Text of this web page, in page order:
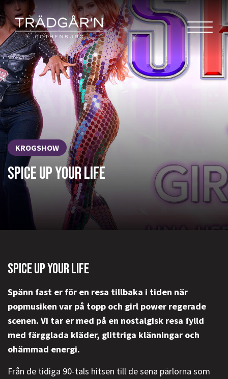
KROGSHOW
SPICE UP YOUR LIFE
SPICE UP YOUR LIFE
Spänn fast er för en resa tillbaka i tiden när
popmusiken var på topp och girl power regerade
scenen. Vi tar er med på en nostalgisk resa fylld
med färgglada kläder, glittriga klänningar och
ohämmad energi.
Från de tidiga 90-tals hitsen till de sena pärlorna som